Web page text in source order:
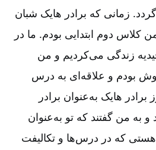
زمانی که برادر هایک شبان
کلاس دوم ابتدایی بودم. ما در
زندگی می‌‌کردیم و من
بودم و علاقه‌‌ای به درس
هایک به‌‌عنوان برادر
و به من گفتند که تو به‌‌عنوان
که در درس‌‌ها و تکالیفت